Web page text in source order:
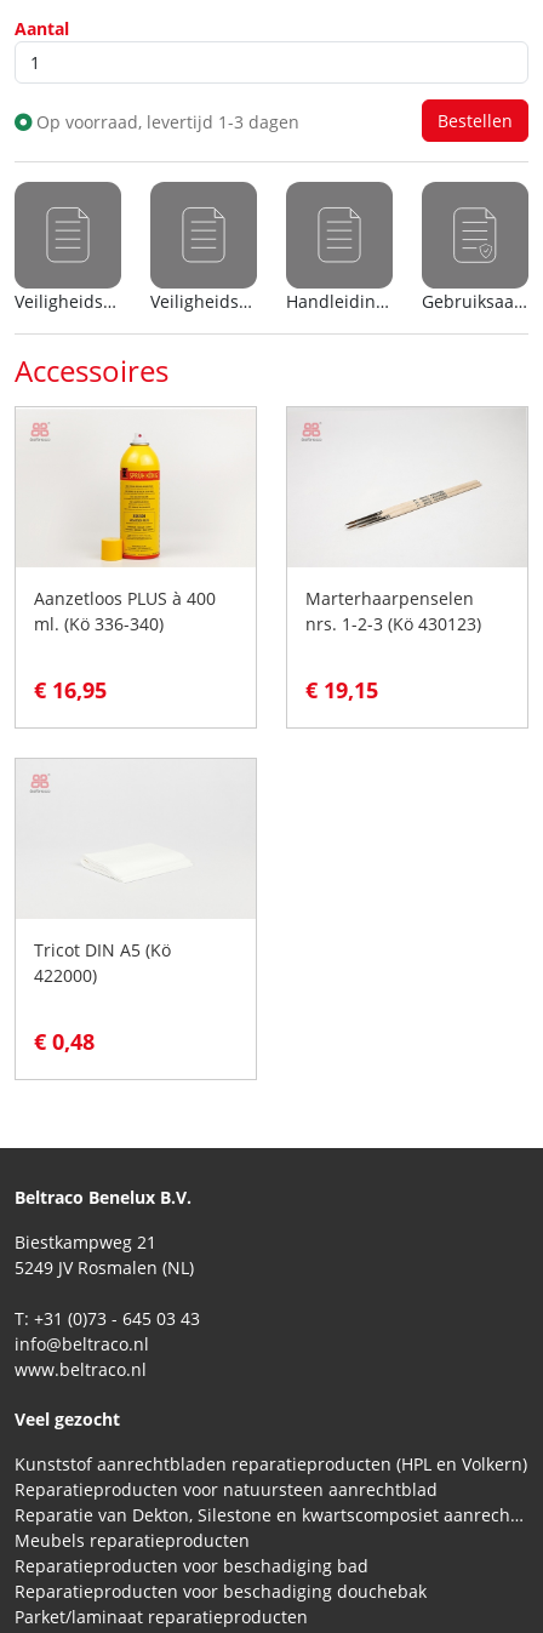
Aantal
Op voorraad, levertijd 1-3 dagen
Veiligheidsblad (nl) Veiligheidsblad (en) Handleiding (nl) Gebruiksaanwijzing
Accessoires
Aanzetloos PLUS à 400
ml. (Kö 336-340)
€ 16,95
Marterhaarpenselen
nrs. 1-2-3 (Kö 430123)
€ 19,15
Tricot DIN A5 (Kö
422000)
€ 0,48
Beltraco Benelux B.V.
Biestkampweg 21
5249 JV Rosmalen (NL)
T: +31 (0)73 - 645 03 43
info@beltraco.nl
www.beltraco.nl
Veel gezocht
Kunststof aanrechtbladen reparatieproducten (HPL en Volkern)
Reparatieproducten voor natuursteen aanrechtblad
Reparatie van Dekton, Silestone en kwartscomposiet aanrechtbladen
Meubels reparatieproducten
Reparatieproducten voor beschadiging bad
Reparatieproducten voor beschadiging douchebak
Parket/laminaat reparatieproducten